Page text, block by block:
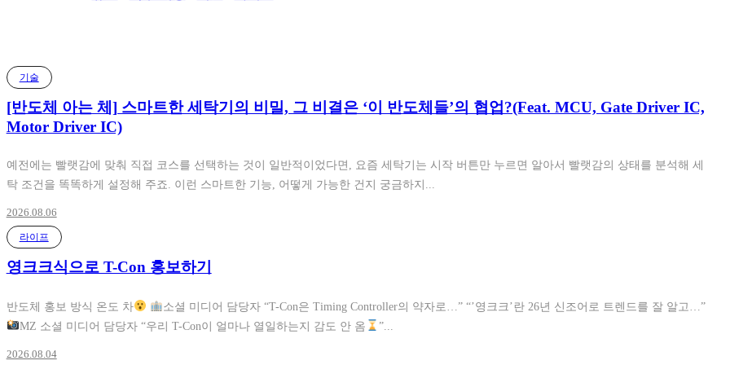
기술
[반도체 아는 체] 스마트한 세탁기의 비밀, 그 비결은 ‘이 반도체들’의 협업?(Feat. MCU, Gate Driver IC,
Motor Driver IC)
예전에는 빨랫감에 맞춰 직접 코스를 선택하는 것이 일반적이었다면, 요즘 세탁기는 시작 버튼만 누르면 알아서 빨랫감의 상태를 분석해 세
탁 조건을 똑똑하게 설정해 주죠. 이런 스마트한 기능, 어떻게 가능한 건지 궁금하지...
2026.08.06
라이프
영크크식으로 T-Con 홍보하기
반도체 홍보 방식 온도 차
소셜 미디어 담당자 “T-Con은 Timing Controller의 약자로…” “’영크크’란 26년 신조어로 트렌드를 잘 알고…”
MZ 소셜 미디어 담당자 “우리 T-Con이 얼마나 열일하는지 감도 안 옴
”...
2026.08.04